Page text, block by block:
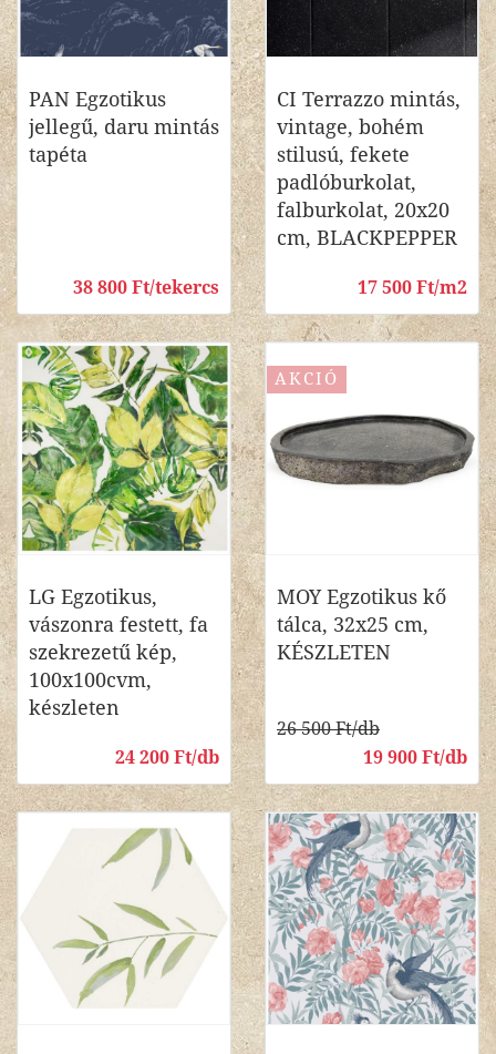
PAN Egzotikus
jellegű, daru mintás
tapéta
38 800 Ft/tekercs
CI Terrazzo mintás,
vintage, bohém
stilusú, fekete
padlóburkolat,
falburkolat, 20x20
cm, BLACKPEPPER
17 500 Ft/m2
LG Egzotikus,
vászonra festett, fa
szekrezetű kép,
100x100cvm,
készleten
24 200 Ft/db
AKCIÓ
MOY Egzotikus kő
tálca, 32x25 cm,
KÉSZLETEN
26 500 Ft/db
19 900 Ft/db